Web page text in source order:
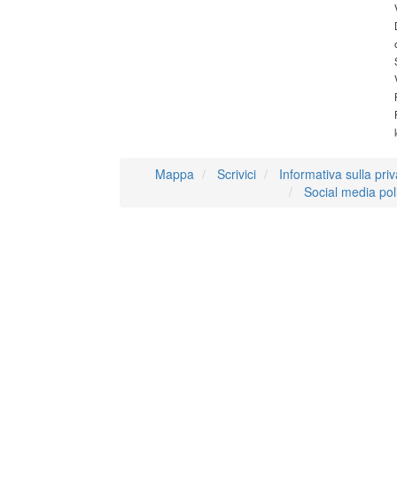
Mappa Scrivici
Informativa sulla
Social media